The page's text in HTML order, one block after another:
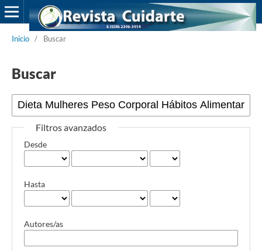
Inicio / Buscar
Buscar
Filtros avanzados
Desde
Hasta
Autores/as